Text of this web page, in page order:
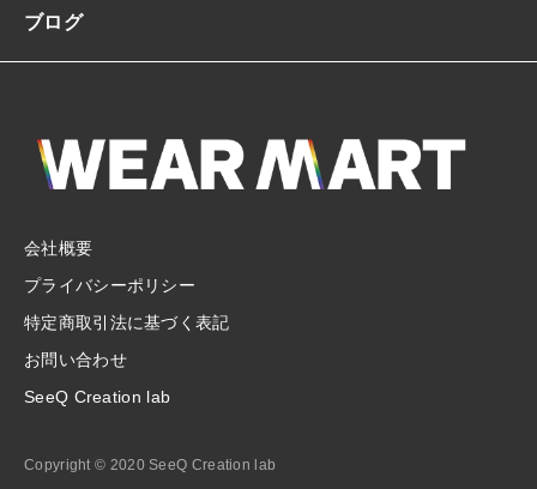
ブログ
会社概要
プライバシーポリシー
特定商取引法に基づく表記
お問い合わせ
SeeQ Creation lab
Copyright © 2020 SeeQ Creation lab